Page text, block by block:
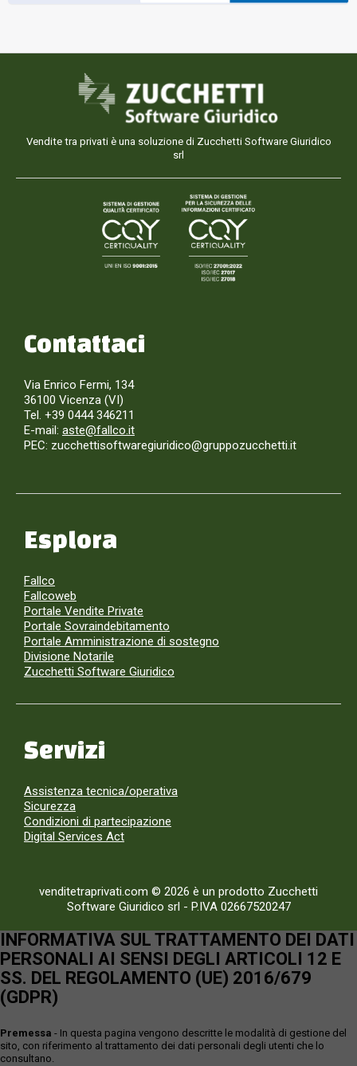
Vendite tra privati è una soluzione di Zucchetti Software Giuridico
srl
Contattaci
Via Enrico Fermi, 134
36100 Vicenza (VI)
Tel. +39 0444 346211
E-mail: aste@fallco.it
PEC: zucchettisoftwaregiuridico@gruppozucchetti.it
Esplora
Fallco
Fallcoweb
Portale Vendite Private
Portale Sovraindebitamento
Portale Amministrazione di sostegno
Divisione Notarile
Zucchetti Software Giuridico
Servizi
Assistenza tecnica/operativa
Sicurezza
Condizioni di partecipazione
Digital Services Act
venditetraprivati.com © 2026 è un prodotto Zucchetti
Software Giuridico srl - P.IVA 02667520247
INFORMATIVA SUL TRATTAMENTO DEI DATI
PERSONALI AI SENSI DEGLI ARTICOLI 12 E
SS. DEL REGOLAMENTO (UE) 2016/679
(GDPR)
Premessa - In questa pagina vengono descritte le modalità di gestione del
sito, con riferimento al trattamento dei dati personali degli utenti che lo
consultano.